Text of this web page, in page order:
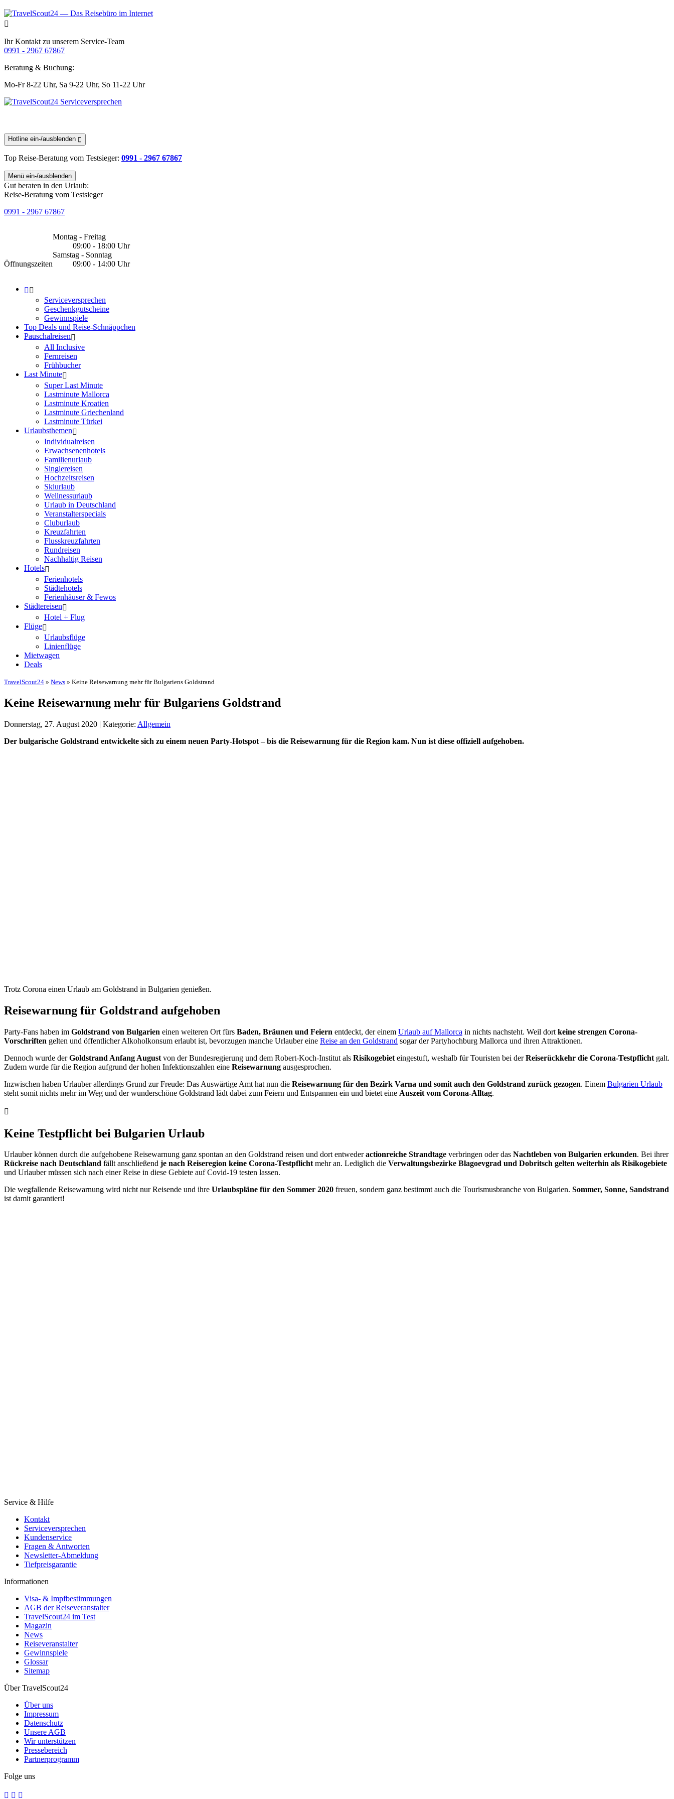
Ihr Kontakt zu unserem Service-Team
0991 - 2967 67867
Beratung & Buchung:
Mo-Fr 8-22 Uhr, Sa 9-22 Uhr, So 11-22 Uhr
Hotline ein-/ausblenden
Top Reise-Beratung vom Testsieger: 0991 - 2967 67867
Menü ein-/ausblenden
Gut beraten in den Urlaub:
Reise-Beratung vom Testsieger
0991 - 2967 67867
Öffnungszeiten
Montag - Freitag
09:00 - 18:00 Uhr
Samstag - Sonntag
09:00 - 14:00 Uhr
Serviceversprechen
Geschenkgutscheine
Gewinnspiele
Top Deals und Reise-Schnäppchen
Pauschalreisen
All Inclusive
Fernreisen
Frühbucher
Last Minute
Super Last Minute
Lastminute Mallorca
Lastminute Kroatien
Lastminute Griechenland
Lastminute Türkei
Urlaubsthemen
Individualreisen
Erwachsenenhotels
Familienurlaub
Singlereisen
Hochzeitsreisen
Skiurlaub
Wellnessurlaub
Urlaub in Deutschland
Veranstalterspecials
Cluburlaub
Kreuzfahrten
Flusskreuzfahrten
Rundreisen
Nachhaltig Reisen
Hotels
Ferienhotels
Städtehotels
Ferienhäuser & Fewos
Städtereisen
Hotel + Flug
Flüge
Urlaubsflüge
Linienflüge
Mietwagen
Deals
TravelScout24 » News » Keine Reisewarnung mehr für Bulgariens Goldstrand
Keine Reisewarnung mehr für Bulgariens Goldstrand
Donnerstag, 27. August 2020 | Kategorie: Allgemein
Der bulgarische Goldstrand entwickelte sich zu einem neuen Party-Hotspot – bis die Reisewarnung für die Region kam. Nun ist diese offiziell aufgehoben.
Trotz Corona einen Urlaub am Goldstrand in Bulgarien genießen.
Reisewarnung für Goldstrand aufgehoben
Party-Fans haben im Goldstrand von Bulgarien einen weiteren Ort fürs Baden, Bräunen und Feiern entdeckt, der einem Urlaub auf Mallorca in nichts nachsteht. Weil dort keine strengen Corona-
Vorschriften gelten und öffentlicher Alkoholkonsum erlaubt ist, bevorzugen manche Urlauber eine Reise an den Goldstrand sogar der Partyhochburg Mallorca und ihren Attraktionen.
Dennoch wurde derGoldstrand Anfang August von der Bundesregierung und dem Robert-Koch-Institut als Risikogebiet eingestuft, weshalb für Touristen bei derReiserückkehr die Corona-Testpflicht galt.
Zudem wurde für die Region aufgrund der hohen Infektionszahlen eine Reisewarnung ausgesprochen.
Inzwischen haben Urlauber allerdings Grund zur Freude: Das Auswärtige Amt hat nun die Reisewarnung für den Bezirk Varna und somit auch den Goldstrand zurück gezogen. Einem Bulgarien Urlaub
steht somit nichts mehr im Weg und der wunderschöne Goldstrand lädt dabei zum Feiern und Entspannen ein und bietet eine Auszeit vom Corona-Alltag.
Keine Testpflicht bei Bulgarien Urlaub
Urlauber können durch die aufgehobene Reisewarnung ganz spontan an den Goldstrand reisen und dort entwederactionreiche Strandtage verbringen oder das Nachtleben von Bulgarien erkunden. Bei ihrer
Rückreise nach Deutschland fällt anschließend je nach Reiseregion keine Corona-Testpflichtmehr an. Lediglich die Verwaltungsbezirke Blagoevgrad und Dobritsch gelten weiterhin als Risikogebiete
und Urlauber müssen sich nach einer Reise in diese Gebiete auf Covid-19 testen lassen.
Die wegfallende Reisewarnung wird nicht nur Reisende und ihre Urlaubspläne für den Sommer 2020 freuen, sondern ganz bestimmt auch die Tourismusbranche von Bulgarien. Sommer, Sonne, Sandstrand
ist damit garantiert!
Service & Hilfe
Kontakt
Serviceversprechen
Kundenservice
Fragen & Antworten
Newsletter-Abmeldung
Tiefpreisgarantie
Informationen
Visa- & Impfbestimmungen
AGB der Reiseveranstalter
TravelScout24 im Test
Magazin
News
Reiseveranstalter
Gewinnspiele
Glossar
Sitemap
Über TravelScout24
Über uns
Impressum
Datenschutz
Unsere AGB
Wir unterstützen
Pressebereich
Partnerprogramm
Folge uns